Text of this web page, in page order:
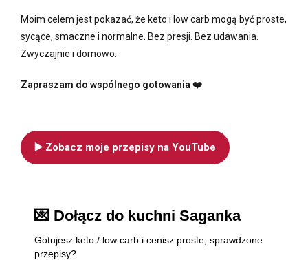
Moim celem jest pokazać, że keto i low carb mogą być proste,
sycące, smaczne i normalne. Bez presji. Bez udawania.
Zwyczajnie i domowo.
Zapraszam do wspólnego gotowania ❤️
▶️ Zobacz moje przepisy na YouTube
💌 Dołącz do kuchni Saganka
Gotujesz keto / low carb i cenisz proste, sprawdzone
przepisy?